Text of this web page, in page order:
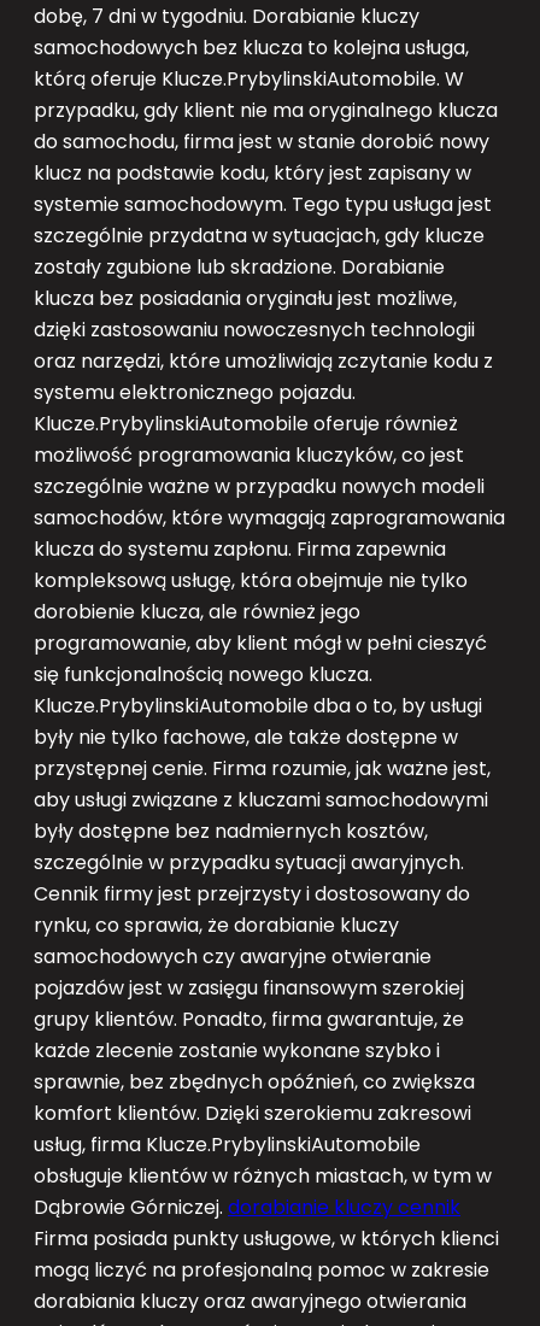
dobę, 7 dni w tygodniu. Dorabianie kluczy
samochodowych bez klucza to kolejna usługa,
którą oferuje Klucze.PrybylinskiAutomobile. W
przypadku, gdy klient nie ma oryginalnego klucza
do samochodu, firma jest w stanie dorobić nowy
klucz na podstawie kodu, który jest zapisany w
systemie samochodowym. Tego typu usługa jest
szczególnie przydatna w sytuacjach, gdy klucze
zostały zgubione lub skradzione. Dorabianie
klucza bez posiadania oryginału jest możliwe,
dzięki zastosowaniu nowoczesnych technologii
oraz narzędzi, które umożliwiają zczytanie kodu z
systemu elektronicznego pojazdu.
Klucze.PrybylinskiAutomobile oferuje również
możliwość programowania kluczyków, co jest
szczególnie ważne w przypadku nowych modeli
samochodów, które wymagają zaprogramowania
klucza do systemu zapłonu. Firma zapewnia
kompleksową usługę, która obejmuje nie tylko
dorobienie klucza, ale również jego
programowanie, aby klient mógł w pełni cieszyć
się funkcjonalnością nowego klucza.
Klucze.PrybylinskiAutomobile dba o to, by usługi
były nie tylko fachowe, ale także dostępne w
przystępnej cenie. Firma rozumie, jak ważne jest,
aby usługi związane z kluczami samochodowymi
były dostępne bez nadmiernych kosztów,
szczególnie w przypadku sytuacji awaryjnych.
Cennik firmy jest przejrzysty i dostosowany do
rynku, co sprawia, że dorabianie kluczy
samochodowych czy awaryjne otwieranie
pojazdów jest w zasięgu finansowym szerokiej
grupy klientów. Ponadto, firma gwarantuje, że
każde zlecenie zostanie wykonane szybko i
sprawnie, bez zbędnych opóźnień, co zwiększa
komfort klientów. Dzięki szerokiemu zakresowi
usług, firma Klucze.PrybylinskiAutomobile
obsługuje klientów w różnych miastach, w tym w
Dąbrowie Górniczej. dorabianie kluczy cennik
Firma posiada punkty usługowe, w których klienci
mogą liczyć na profesjonalną pomoc w zakresie
dorabiania kluczy oraz awaryjnego otwierania